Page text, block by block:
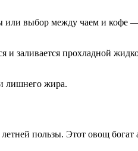
или выбор между чаем и
и заливается прохладной
лишнего жира.
пользы. Этот овощ богат